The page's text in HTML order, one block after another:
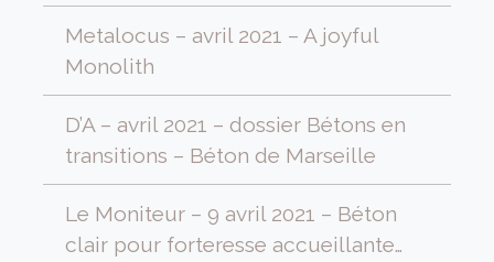
Metalocus – avril 2021 – A joyful
Monolith
D’A – avril 2021 – dossier Bétons en
transitions – Béton de Marseille
Le Moniteur – 9 avril 2021 – Béton
clair pour forteresse accueillante…